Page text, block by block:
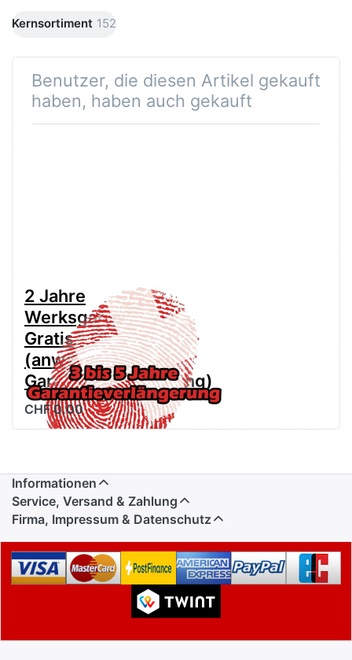
Kernsortiment 152
Benutzer, die diesen Artikel gekauft
haben, haben auch gekauft
2 Jahre
Werksgarantie
Gratis
(anwählen für
Garantieverlängerung)
CHF 0.00
Informationen
Service, Versand & Zahlung
Firma, Impressum & Datenschutz